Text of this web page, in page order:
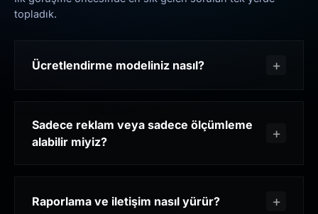
topladık.
Ücretlendirme modeliniz nasıl?
Sadece reklam veya sadece ölçümleme
alabilir miyiz?
Raporlama ve iletişim nasıl yürür?